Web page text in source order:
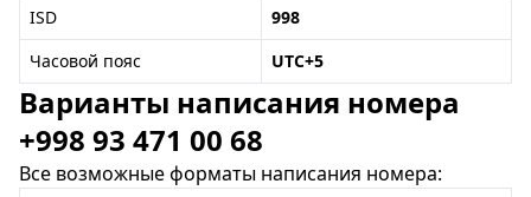
ISD
998
Часовой пояс
UTC+5
Варианты написания номера
+998 93 471 00 68
Все возможные форматы написания номера: